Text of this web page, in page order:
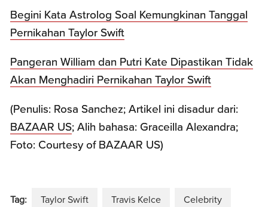
Begini Kata Astrolog Soal Kemungkinan Tanggal
Pernikahan Taylor Swift
Pangeran William dan Putri Kate Dipastikan Tidak
Akan Menghadiri Pernikahan Taylor Swift
(Penulis: Rosa Sanchez; Artikel ini disadur dari:
BAZAAR US; Alih bahasa: Graceilla Alexandra;
Foto: Courtesy of BAZAAR US)
Tag: Taylor Swift Travis Kelce Celebrity